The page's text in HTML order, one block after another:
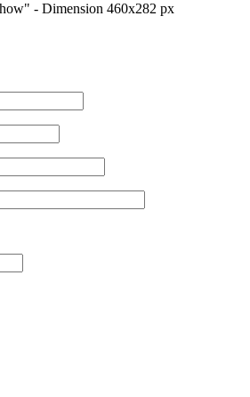
- Dimension 460x282 px